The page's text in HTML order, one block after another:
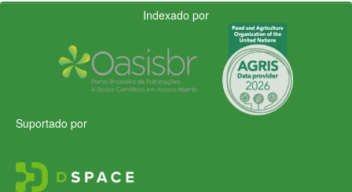
Indexado por
Suportado por